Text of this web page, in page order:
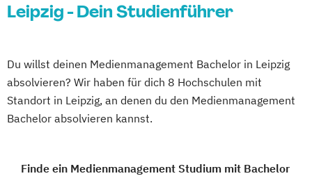
Leipzig - Dein Studienführer
Du willst deinen Medienmanagement Bachelor in Leipzig
absolvieren? Wir haben für dich 8 Hochschulen mit
Standort in Leipzig, an denen du den Medienmanagement
Bachelor absolvieren kannst.
Finde ein Medienmanagement Studium mit Bachelor